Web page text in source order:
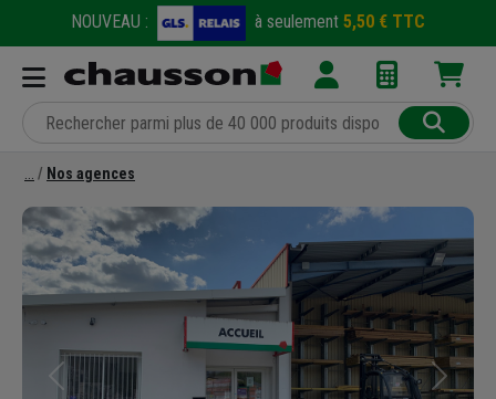
NOUVEAU : à seulement 5,50 € TTC
Nos agences
Précédent Suivant